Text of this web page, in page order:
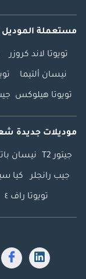
مستعملة
تويوتا لاند كروزر
نيسان ألتيما
تويوتا هيلوكس
موديلات جديدة
جيتور T2 نيسان
جيب رانجلر كيا
تويوتا راف ٤